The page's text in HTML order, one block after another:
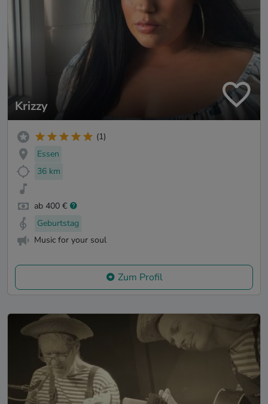
Krizzy
(1)
Essen
36 km
ab 400 €
Geburtstag
Music for your soul
Zum Profil